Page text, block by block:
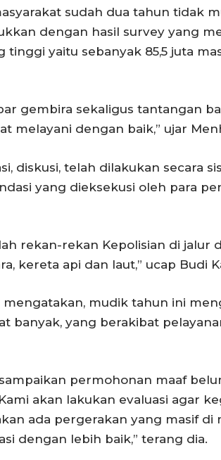
sudah dua tahun tidak
dengan hasil survey yang
tinggi yaitu sebanyak 85,5 juta
gembira sekaligus tantangan
melayani dengan baik,” ujar
diskusi, telah dilakukan secara
yang dieksekusi oleh para
rekan-rekan Kepolisian di jalur
kereta api dan laut,” ucap Budi
mengatakan, mudik tahun ini
banyak, yang berakibat
permohonan maaf
akan lakukan evaluasi agar
ada pergerakan yang masif di
dengan lebih baik,” terang dia.